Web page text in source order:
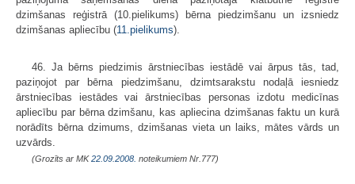
dzimšanas reģistrā (10.pieli­kums) bērna piedzimšanu un izsniedz
dzimšanas apliecību (11.pielikums).
46. Ja bērns piedzimis ārstniecības iestādē vai ārpus tās, tad,
paziņojot par bērna piedzimšanu, dzimtsarakstu nodaļā iesniedz
ārstniecības iestādes vai ārstniecības personas izdotu medicīnas
apliecību par bērna dzimšanu, kas apliecina dzimšanas faktu un kurā
norādīts bērna dzimums, dzimšanas vieta un laiks, mātes vārds un
uzvārds.
(Grozīts ar MK22.09.2008. noteikumiem Nr.777)